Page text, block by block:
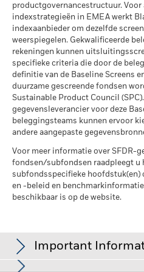
prestaties in het verleden. Bron:
voor klachten over dit fonds
BlackRock op het nummer 02
sturen naar
telefoongesprekken doorgaans
contact opnemen met de
informatie vindt u ophttp://
eq/$ miljoen OMZET)
per 17/jul/2026
MSCI ESG % Dekking
per 17/jul/2026
MSCI ESG-kwaliteitsscore –
per 17/jul/2026
Fondsen in peergroup
per 17/jul/2026
Koolstofintensiteit % Dekking
per 17/jul/2026
Alle data komen van MSCI ESG
van tijd tot tijd verschillen van
Om in MSCI ESG Fund Ratings
65% (of 50% voor
Betrokkenheid van
bedrijfsleven Dekking
per -
Percentage niet-gedekt
Fonds
De blootstellingen van
het bedrijfsleven, zoals
Ketelkool en Oliezand, worden
genereren uit ketelkool of
ESG Research. Voor de
inkomsten genereren uit
inkomstendrempel van 0%),
Research, geldt het volgende:
Maatstaven inzake de
worden berekend door
van MSCI ESG Research die
productgovernancestructuur. Voor
indexstrategieën in EMEA werkt
indexaanbieder om dezelfde
weerspiegelen. Gekwalificeerde
rekeningen kunnen
specifieke criteria die door de
definitie van de Baseline Screens
duurzame gescreende fondsen
Sustainable Product Council
gegevensleverancier voor deze
beleggingsteams kunnen ervoor
andere aangepaste
Voor meer informatie over SFDR-
fondsen/subfondsen raadpleegt u
subfondsspecifieke
en -beleid en
beschikbaar is op de website.
Important